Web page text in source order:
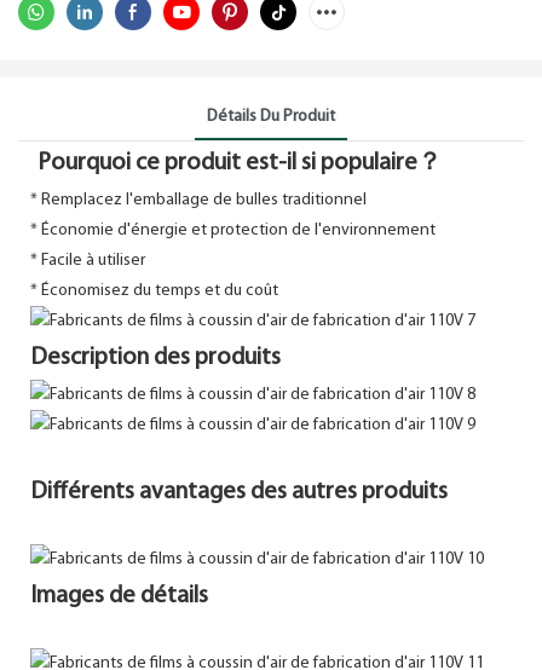
Détails Du Produit
Pourquoi ce produit est-il si populaire？
* Remplacez l'emballage de bulles traditionnel
* Économie d'énergie et protection de l'environnement
* Facile à utiliser
* Économisez du temps et du coût
Description des produits
Différents avantages des autres produits
Images de détails